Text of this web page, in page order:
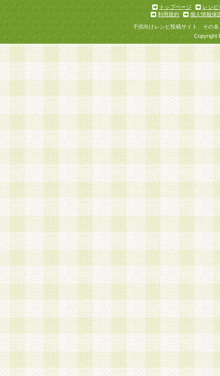
トップページ
レシピ
利用規約
個人情報保
子供向けレシピ投稿サイト、その
Copyright